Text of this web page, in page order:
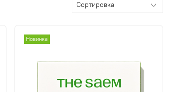
Новинка